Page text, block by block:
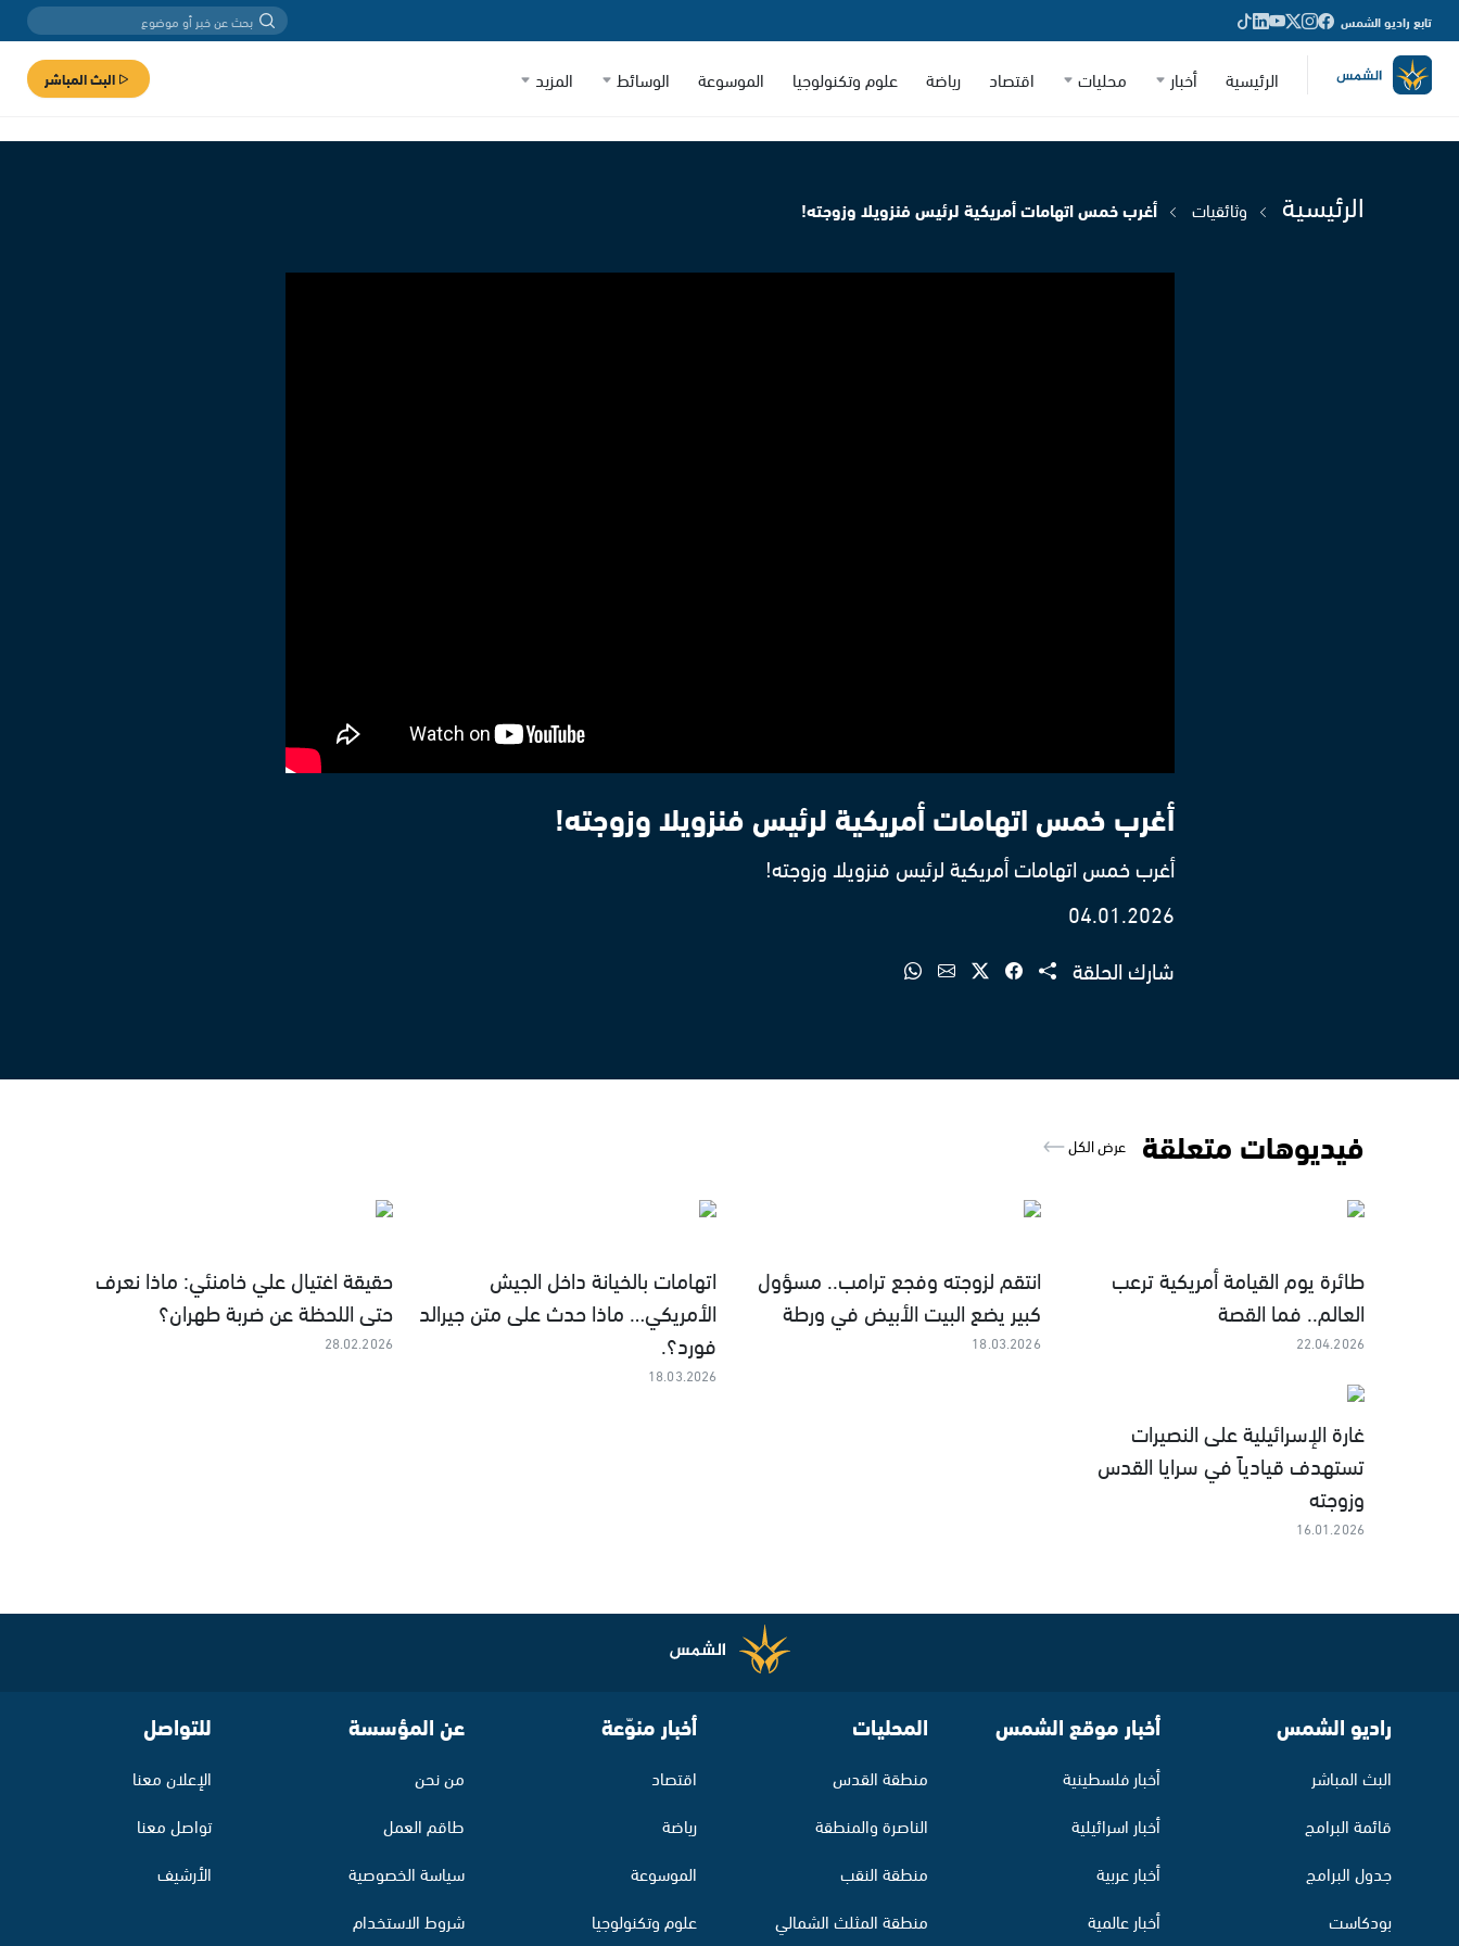
تابع راديو الشمس
الرئيسية أخبار محليات اقتصاد رياضة علوم وتكنولوجيا الموسوعة الوسائط المزيد البث المباشر
الرئيسية وثائقيات أغرب خمس اتهامات أمريكية لرئيس فنزويلا وزوجته!
أغرب خمس اتهامات أمريكية لرئيس فنزويلا وزوجته!
أغرب خمس اتهامات أمريكية لرئيس فنزويلا وزوجته!
04.01.2026
شارك الحلقة
فيديوهات متعلقة عرض الكل
طائرة يوم القيامة أمريكية ترعب
العالم.. فما القصة
22.04.2026
انتقم لزوجته وفجع ترامب.. مسؤول
كبير يضع البيت الأبيض في ورطة
18.03.2026
اتهامات بالخيانة داخل الجيش
الأمريكي… ماذا حدث على متن جيرالد
فورد؟.
18.03.2026
حقيقة اغتيال علي خامنئي: ماذا نعرف
حتى اللحظة عن ضربة طهران؟
28.02.2026
غارة الإسرائيلية على النصيرات
تستهدف قيادياً في سرايا القدس
وزوجته
16.01.2026
راديو الشمس
البث المباشر
قائمة البرامج
جدول البرامج
بودكاست
أخبار موقع الشمس
أخبار فلسطينية
أخبار اسرائيلية
أخبار عربية
أخبار عالمية
المحليات
منطقة القدس
الناصرة والمنطقة
منطقة النقب
منطقة المثلث الشمالي
أخبار منوّعة
اقتصاد
رياضة
الموسوعة
علوم وتكنولوجيا
عن المؤسسة
من نحن
طاقم العمل
سياسة الخصوصية
شروط الاستخدام
للتواصل
الإعلان معنا
تواصل معنا
الأرشيف